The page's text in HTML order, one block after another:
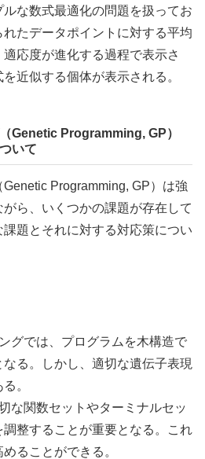
な数式最適化の問題を扱ってお
たデータポイントに対する平均
応度が進化する過程で表示さ
近似する個体が表示される。
Genetic Programming, GP）
いて
Programming, GP）は強
ら、いくつかの課題が存在して
題とそれに対する対応策につい
グでは、プログラムを木構造で
る。しかし、適切な遺伝子表現
。
な関数セットやターミナルセッ
調整することが重要となる。これ
ることができる。